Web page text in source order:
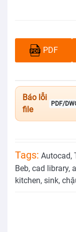
PDF
Báo lỗi
file
PDF/
Tags: Autocad,
Beb, cad library,
kitchen, sink,